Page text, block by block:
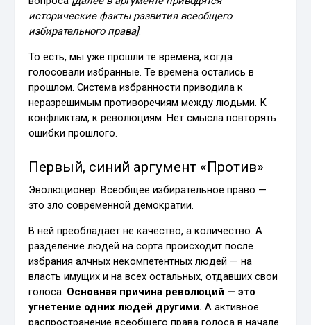
исторические факты развития всеобщего
избирательного права].
То есть, мы уже прошли те времена, когда
голосовали избранные. Те времена остались в
прошлом. Система избранности приводила к
неразрешимым противоречиям между людьми. К
конфликтам, к революциям. Нет смысла повторять
ошибки прошлого.
Первый, синий аргумент «Против»
Эволюционер: Всеобщее избирательное право —
это зло современной демократии.
В ней преобладает не качество, а количество. А
разделение людей на сорта происходит после
избрания алчных некомпетентных людей — на
власть имущих и на всех остальных, отдавших свои
голоса. Основная причина революций — это
угнетение одних людей другими. А активное
распространение всеобщего права голоса в начале